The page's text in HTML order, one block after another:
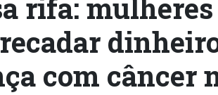
rifa: mulheres
com câncer